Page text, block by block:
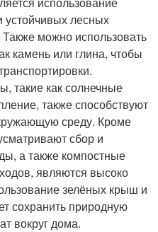
устойчивых лесных
Также можно использовать
камень или глина, чтобы
такие как солнечные
также способствуют
среду. Кроме
сбор и
а также компостные
являются высоко
зелёных крыш и
сохранить природную
вокруг дома.